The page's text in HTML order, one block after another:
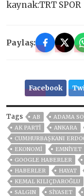
kaynak:TRT SPOR
Paylaş:
Facebook
Tags AB
ADAMA
AK PARTİ
ANKARA
CUMHURBAŞKANI
EKONOMİ
EMNİYET
GOOGLE HABERLER
HABERLER
HAYAT
KEMAL KILIÇDAROĞLU
SALGIN
SİYASET